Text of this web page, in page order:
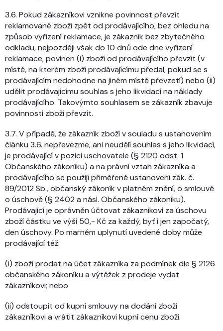
3.6. Pokud zákazníkovi vznikne povinnost převzít
reklamované zboží zpět od prodávajícího, bez ohledu na
způsob vyřízení reklamace, je zákazník bez zbytečného
odkladu, nejpozději však do 10 dnů ode dne vyřízení
reklamace, povinen (i) zboží od prodávajícího převzít (v
místě, na kterém zboží prodávajícímu předal, pokud se s
prodávajícím nedohodne na jiném místě převzetí) nebo (ii)
udělit prodávajícímu souhlas s jeho likvidací na náklady
prodávajícího. Takovýmto souhlasem se zákazník zbavuje
povinnosti zboží převzít.
3.7. V případě, že zákazník zboží v souladu s ustanovením
článku 3.6. nepřevezme, ani neudělí souhlas s jeho likvidací,
je prodávající v pozici uschovatele (§ 2120 odst. 1
Občanského zákoníku) a na právní vztah zákazníka a
prodávajícího se použijí přiměřeně ustanovení zák. č.
89/2012 Sb., občanský zákoník v platném znění, o smlouvě
o úschově (§ 2402 a násl. Občanského zákoníku).
Prodávající je oprávněn účtovat zákazníkovi za úschovu
zboží částku ve výši 50,- Kč za každý, byť i jen započatý,
den úschovy. Po marném uplynutí uvedené doby může
prodávající též:
(i) zboží prodat na účet zákazníka za podmínek dle § 2126
občanského zákoníku a výtěžek z prodeje vydat
zákazníkovi; nebo
(ii) odstoupit od kupní smlouvy na dodání zboží
zákazníkovi a vrátit zákazníkovi kupní cenu zboží.